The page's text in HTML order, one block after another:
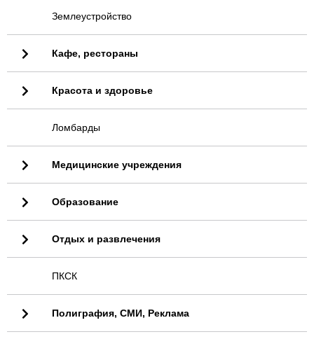
Землеустройство
Кафе, рестораны
Красота и здоровье
Ломбарды
Медицинские учреждения
Образование
Отдых и развлечения
ПКСК
Полиграфия, СМИ, Реклама